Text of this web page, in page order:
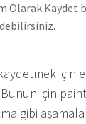
Olarak Kaydet
için
Bunun için
gibi